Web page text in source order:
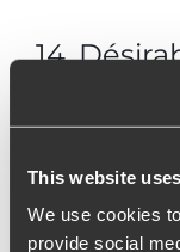
This website
We use cookies
provide social
14.
Tendance à
souhaitable,